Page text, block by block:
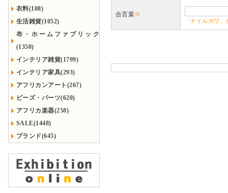
衣料(108)
生活雑貨(1052)
布・ホームファブリック
(1350)
インテリア雑貨(1799)
インテリア家具(293)
アフリカンアート(267)
ビーズ・パーツ(620)
アフリカ楽器(258)
SALE(1448)
ブランド(645)
合言葉※
「ナイルガワ